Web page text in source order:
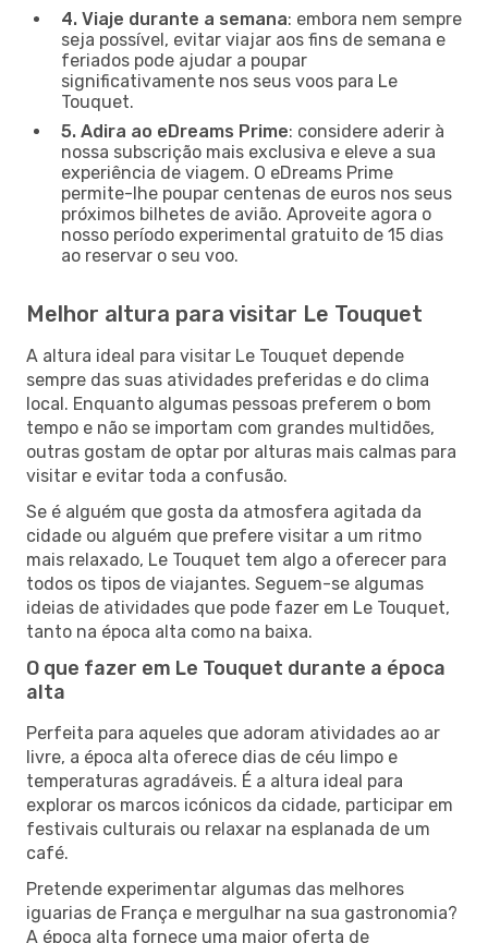
4. Viaje durante a semana: embora nem sempre
seja possível, evitar viajar aos fins de semana e
feriados pode ajudar a poupar
significativamente nos seus voos para Le
Touquet.
5. Adira ao eDreams Prime: considere aderir à
nossa subscrição mais exclusiva e eleve a sua
experiência de viagem. O eDreams Prime
permite-lhe poupar centenas de euros nos seus
próximos bilhetes de avião. Aproveite agora o
nosso período experimental gratuito de 15 dias
ao reservar o seu voo.
Melhor altura para visitar Le Touquet
A altura ideal para visitar Le Touquet depende
sempre das suas atividades preferidas e do clima
local. Enquanto algumas pessoas preferem o bom
tempo e não se importam com grandes multidões,
outras gostam de optar por alturas mais calmas para
visitar e evitar toda a confusão.
Se é alguém que gosta da atmosfera agitada da
cidade ou alguém que prefere visitar a um ritmo
mais relaxado, Le Touquet tem algo a oferecer para
todos os tipos de viajantes. Seguem-se algumas
ideias de atividades que pode fazer em Le Touquet,
tanto na época alta como na baixa.
O que fazer em Le Touquet durante a época
alta
Perfeita para aqueles que adoram atividades ao ar
livre, a época alta oferece dias de céu limpo e
temperaturas agradáveis. É a altura ideal para
explorar os marcos icónicos da cidade, participar em
festivais culturais ou relaxar na esplanada de um
café.
Pretende experimentar algumas das melhores
iguarias de França e mergulhar na sua gastronomia?
A época alta fornece uma maior oferta de